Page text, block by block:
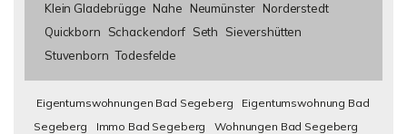
Klein Gladebrügge Nahe Neumünster Norderstedt
Quickborn
Schackendorf Seth
Sievershütten
Stuvenborn Todesfelde
Eigentumswohnungen Bad Segeberg
Eigentumswohnung Bad
Segeberg
Immo Bad Segeberg
Wohnungen Bad Segeberg